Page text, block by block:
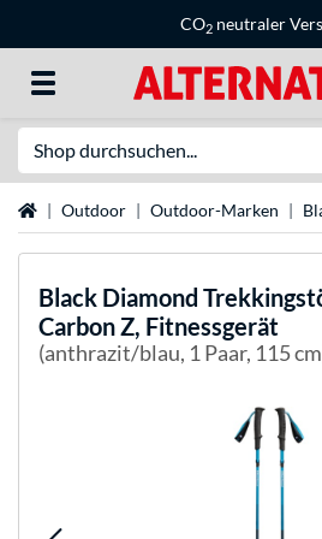
CO2 neutraler
StartseiteOutdoor Outdoor-Marken
Black Diamond
Carbon Z, Fitnessgerät
(anthrazit/blau, 1 Paar, 115